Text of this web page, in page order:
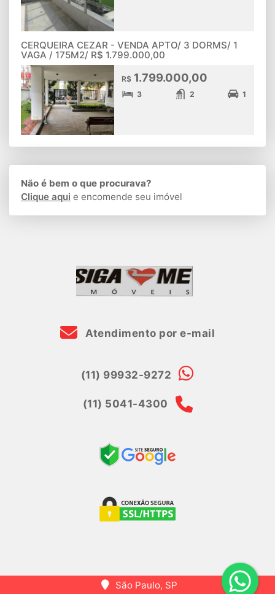
CERQUEIRA CEZAR - VENDA APTO/ 3 DORMS/ 1
VAGA / 175M2/ R$ 1.799.000,00
R$ 1.799.000,00
3 2 1
Não é bem o que procurava?
Clique aqui e encomende seu imóvel
Atendimento por e-mail
(11) 99932-9272
(11) 5041-4300
São Paulo, SP